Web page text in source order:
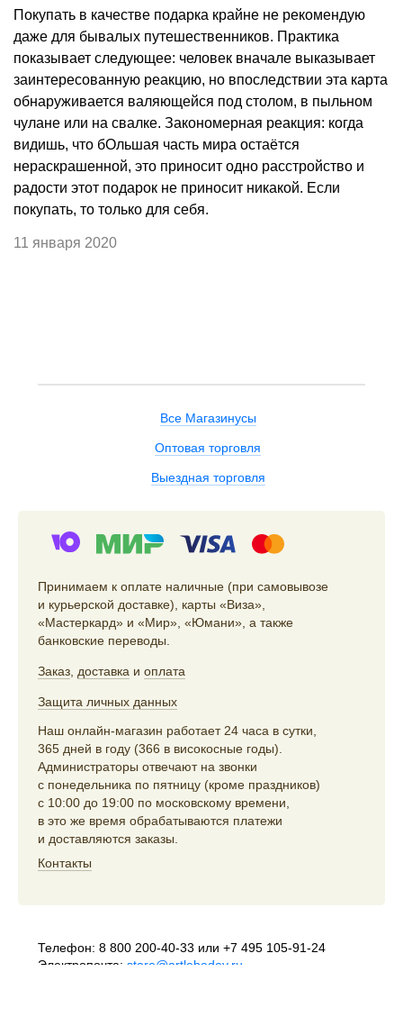
Покупать в качестве подарка крайне не рекомендую
даже для бывалых путешественников. Практика
показывает следующее: человек вначале выказывает
заинтересованную реакцию, но впоследствии эта карта
обнаруживается валяющейся под столом, в пыльном
чулане или на свалке. Закономерная реакция: когда
видишь, что бОльшая часть мира остаётся
нераскрашенной, это приносит одно расстройство и
радости этот подарок не приносит никакой. Если
покупать, то только для себя.
11 января 2020
Все Магазинусы
Оптовая торговля
Выездная торговля
Принимаем к оплате наличные (при самовывозе
и курьерской доставке), карты «Виза»,
«Мастеркард» и «Мир», «Юмани», а также
банковские переводы.
Заказ доставка и оплата
Защита личных данных
Наш онлайн-магазин работает 24 часа в сутки,
365 дней в году (366 в високосные годы).
Администраторы отвечают на звонки
с понедельника по пятницу (кроме праздников)
с 10:00 до 19:00 по московскому времени,
в это же время обрабатываются платежи
и доставляются заказы.
Контакты
Телефон: 8 800 200-40-33 или +7 495 105-91-24
Электропочта: store@artlebedev.ru